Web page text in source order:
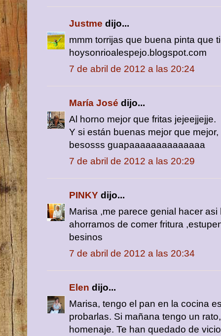
Justme dijo...
mmm torrijas que buena pinta que
hoysonrioalespejo.blogspot.com
7 de abril de 2012 a las 20:24
María José dijo...
Al horno mejor que fritas jejeejjejje.
Y si están buenas mejor que mejor,
besosss guapaaaaaaaaaaaaaa
7 de abril de 2012 a las 20:29
PINKY dijo...
Marisa ,me parece genial hacer asi
ahorramos de comer fritura
besinos
7 de abril de 2012 a las 20:34
Elen dijo...
Marisa, tengo el pan en la cocina
probarlas. Si mañana tengo un
homenaje. Te han quedado de